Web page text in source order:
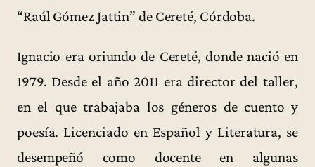
“Raúl Gómez Jattin” de Cereté, Córdoba.
Ignacio era oriundo de Cereté, donde nació en
1979. Desde el año 2011 era director del taller,
en el que trabajaba los géneros de cuento y
poesía. Licenciado en Español y Literatura, se
desempeñó como docente en algunas